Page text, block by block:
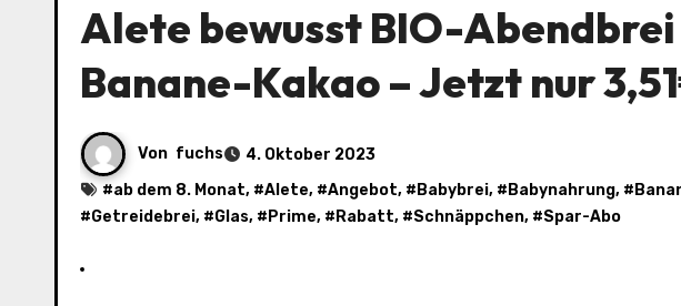
Alete bewusst BIO-
Banane-Kakao – Jetzt nur
Von fuchs
4. Oktober 2023
#ab dem 8. Monat, #Alete, #Angebot, # Babybrei, # Babynahrung, #
#Getreidebrei, #Glas, # Prime, # Rabatt, #Schnäppchen, #Spar-Abo